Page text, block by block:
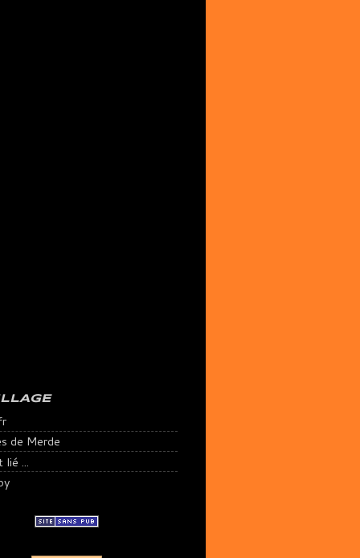
de Merde
lié ...